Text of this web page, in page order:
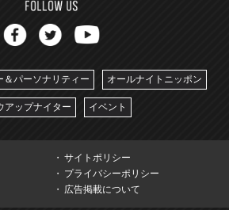
＆パーソナリティー オールナイトニッポン
アップナイター イベント
サイトポリシー
プライバシーポリシー
広告掲載について